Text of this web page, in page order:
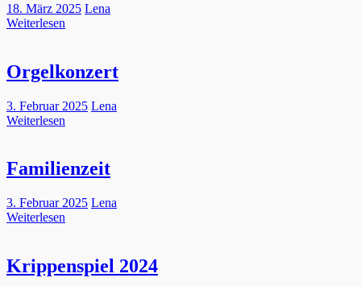
18. März 2025 Lena
Weiterlesen
Orgelkonzert
3. Februar 2025 Lena
Weiterlesen
Familienzeit
3. Februar 2025 Lena
Weiterlesen
Krippenspiel 2024